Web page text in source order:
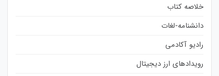
خلاصه کتاب
دانشنامه-لغات
رادیو آکادمی
رویدادهای ارز دیجیتال